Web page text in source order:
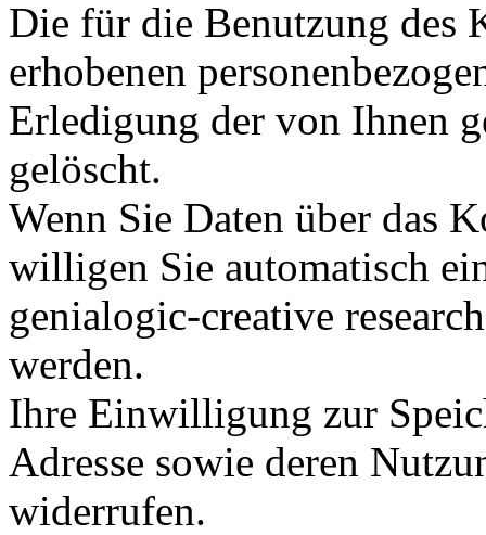
Die für die Benutzung des
erhobenen
Erledigung der von Ihnen
gelöscht.
Wenn Sie Daten über das
willigen Sie automatisch
genialogic-creative
werden.
Ihre Einwilligung zur
Adresse sowie deren
widerrufen.